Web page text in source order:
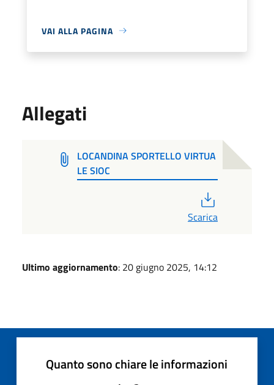
VAI ALLA PAGINA
Allegati
LOCANDINA SPORTELLO VIRTUA
LE SIOC
Scarica
Ultimo aggiornamento: 20 giugno 2025, 14:12
Quanto sono chiare le informazioni